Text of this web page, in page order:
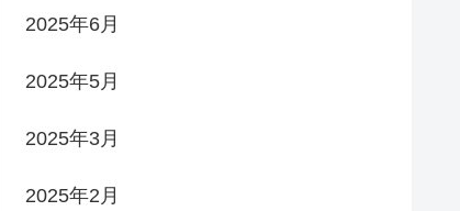
2025年6月
2025年5月
2025年3月
2025年2月